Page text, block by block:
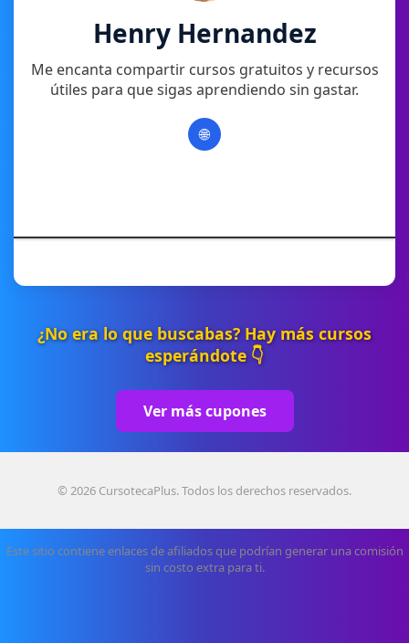
Henry Hernandez
Me encanta compartir cursos gratuitos y recursos
útiles para que sigas aprendiendo sin gastar.
🌐
¿No era lo que buscabas? Hay más cursos
esperándote 👇
Ver más cupones
© 2026 CursotecaPlus. Todos los derechos reservados.
Este sitio contiene enlaces de afiliados que podrían generar una comisión
sin costo extra para ti.